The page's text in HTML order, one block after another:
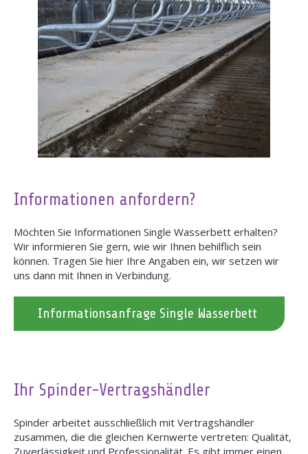
Informationen anfordern?
Möchten Sie Informationen Single Wasserbett erhalten?
Wir informieren Sie gern, wie wir Ihnen behilflich sein
können. Tragen Sie hier Ihre Angaben ein, wir setzen wir
uns dann mit Ihnen in Verbindung.
Informationsanfrage Single Wasserbett
Ihr Spinder-Vertragshändler
Spinder arbeitet ausschließlich mit Vertragshändler
zusammen, die die gleichen Kernwerte vertreten: Qualität,